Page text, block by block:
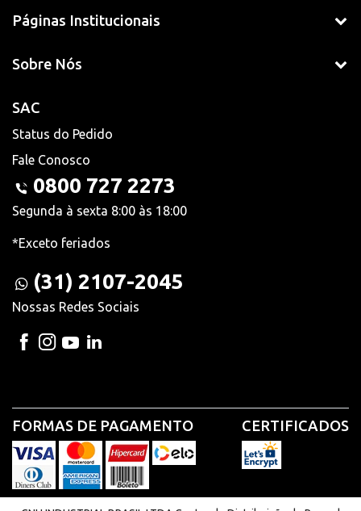
Páginas Institucionais
Sobre Nós
SAC
Status do Pedido
Fale Conosco
0800 727 2273
Segunda à sexta 8:00 às 18:00
*Exceto feriados
(31) 2107-2045
Nossas Redes Sociais
FORMAS DE PAGAMENTO CERTIFICADOS